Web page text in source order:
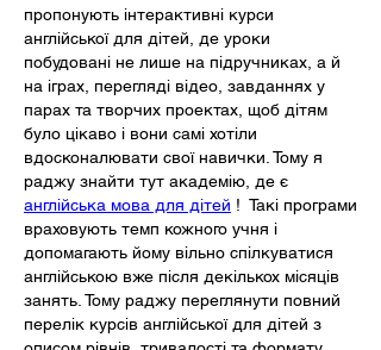
пропонують інтерактивні курси
англійської для дітей, де уроки
побудовані не лише на підручниках, а й
на іграх, перегляді відео, завданнях у
парах та творчих проектах, щоб дітям
було цікаво і вони самі хотіли
вдосконалювати свої навички. Тому я
англійська мова для дітей !  Такі програми
враховують темп кожного учня і
допомагають йому вільно спілкуватися
англійською вже після декількох місяців
занять. Тому раджу переглянути повний
перелік курсів англійської для дітей з